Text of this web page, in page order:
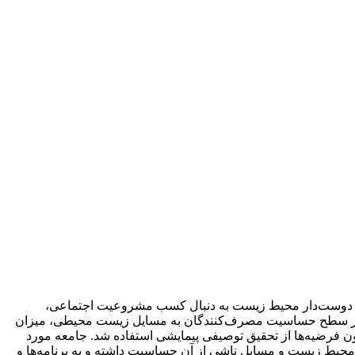
محصولات دوست‌دار محیط زیست به دنبال کسب مشروعیت اجتماعی،
از سطح حساسیت مصرف‌کنندگان به مسایل زیست محیطی، میزان
از تحقیق توصیفی پیمایشی استفاده شد. جامعه مورد
دارد که مصرف‌کنندگان به محیط زیست و مسایل ناشی از آن حساسیت داشته و به برنامه‌ها و